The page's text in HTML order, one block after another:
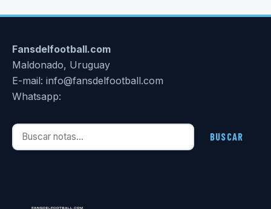
Fansdelfootball.com
Maldonado, Uruguay
E-mail: info@fansdelfootball.com
Whatsapp:
Buscar notas BUSCAR